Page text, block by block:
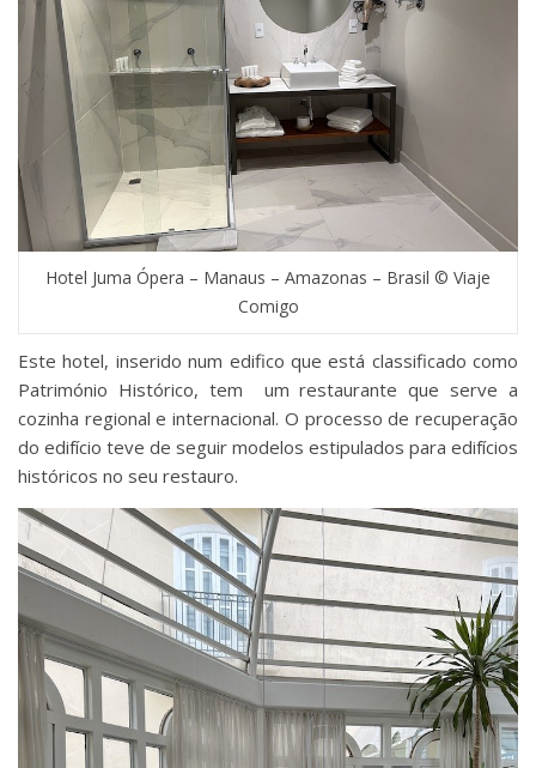
Hotel Juma Ópera – Manaus – Amazonas – Brasil © Viaje
Comigo
Este hotel, inserido num edifico que está classificado como
Património Histórico, tem um restaurante que serve a
cozinha regional e internacional. O processo de recuperação
do edifício teve de seguir modelos estipulados para edifícios
históricos no seu restauro.